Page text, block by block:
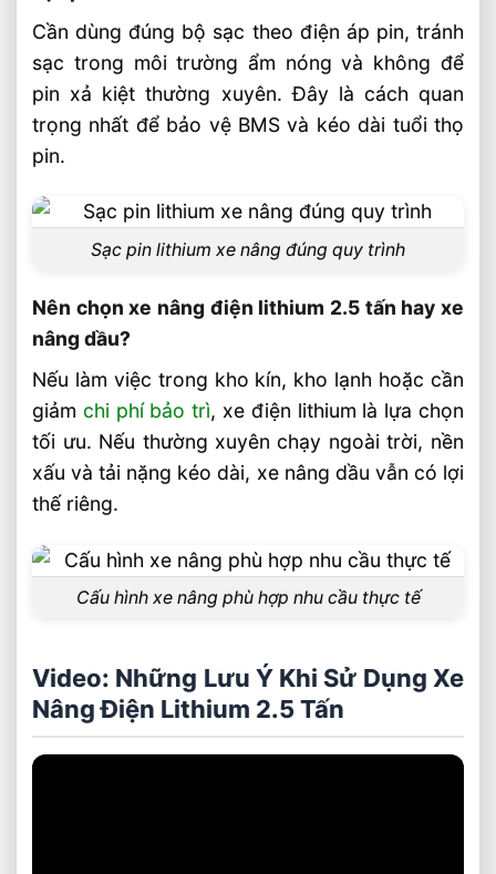
Cần dùng đúng bộ sạc theo điện áp pin, tránh
sạc trong môi trường ẩm nóng và không để
pin xả kiệt thường xuyên. Đây là cách quan
trọng nhất để bảo vệ BMS và kéo dài tuổi thọ
pin.
Sạc pin lithium xe nâng đúng quy trình
Nên chọn xe nâng điện lithium 2.5 tấn hay xe
nâng dầu?
Nếu làm việc trong kho kín, kho lạnh hoặc cần
giảm chi phí bảo trì, xe điện lithium là lựa chọn
tối ưu. Nếu thường xuyên chạy ngoài trời, nền
xấu và tải nặng kéo dài, xe nâng dầu vẫn có lợi
thế riêng.
Cấu hình xe nâng phù hợp nhu cầu thực tế
Video: Những Lưu Ý Khi Sử Dụng Xe
Nâng Điện Lithium 2.5 Tấn